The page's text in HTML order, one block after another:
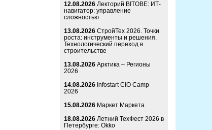
12.08.2026 Лекторий BITOBE: ИТ-
навигатор: управление
сложностью
13.08.2026 СтройТех 2026. Точки
роста: инструменты и решения.
Технологический переход в
строительстве
13.08.2026 Арктика – Регионы
2026
14.08.2026 Infostart CIO Camp
2026
15.08.2026 Маркет Маркета
18.08.2026 Летний ТехФест 2026 в
Петербурге: Okko